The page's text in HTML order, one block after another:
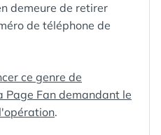
demeure de retirer
de téléphone de
ce genre de
Page Fan demandant le
.